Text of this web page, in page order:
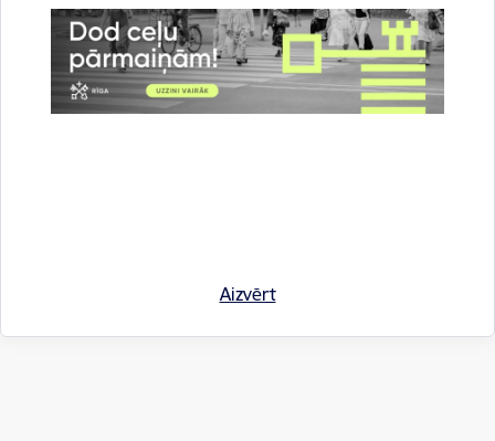
Aizvērt
Saistītas tēmas